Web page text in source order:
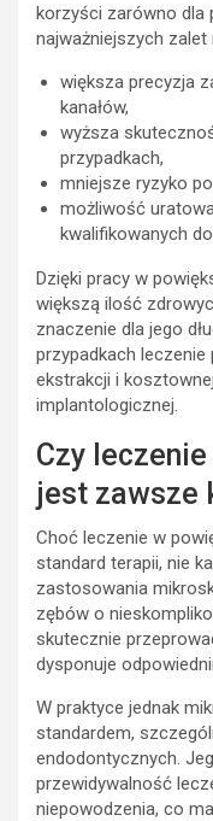
korzyści zarówno dla
najważniejszych zalet
większa precyzja
kanałów,
wyższa
przypadkach,
mniejsze ryzyko
możliwość
kwalifikowanych
Dzięki pracy w
większą ilość
znaczenie dla jego
przypadkach
ekstrakcji i
implantologicznej.
Czy
jest zawsze
Choć leczenie w
standard terapii, nie
zastosowania
zębów o
skutecznie
dysponuje
W praktyce jednak
standardem,
endodontycznych.
przewidywalność
niepowodzenia, co